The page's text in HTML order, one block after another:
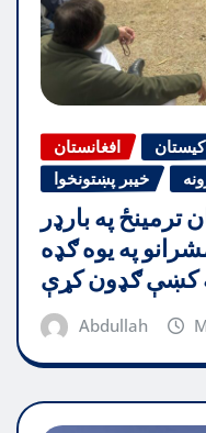
افغانستان
خیبر پښتونخوا
ترمینځ په بارډر
په یوه ګډه
کښې ګډون کړې
Abdullah